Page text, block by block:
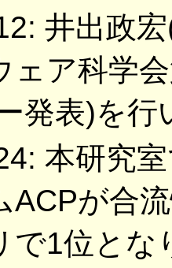
井出政
ェア科学
発表)を行
本研究
ACPが合
で1位とな